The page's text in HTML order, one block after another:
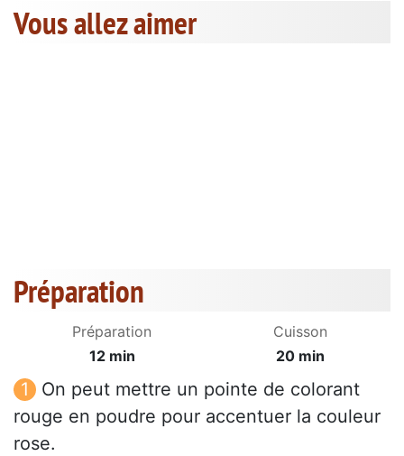
Vous allez aimer
Préparation
Préparation
12 min
Cuisson
20 min
On peut mettre un pointe de colorant
rouge en poudre pour accentuer la couleur
rose.